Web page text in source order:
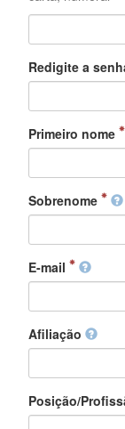
Redigite a
Primeiro nome
Sobrenome
E-mail
Afiliação
Posição/